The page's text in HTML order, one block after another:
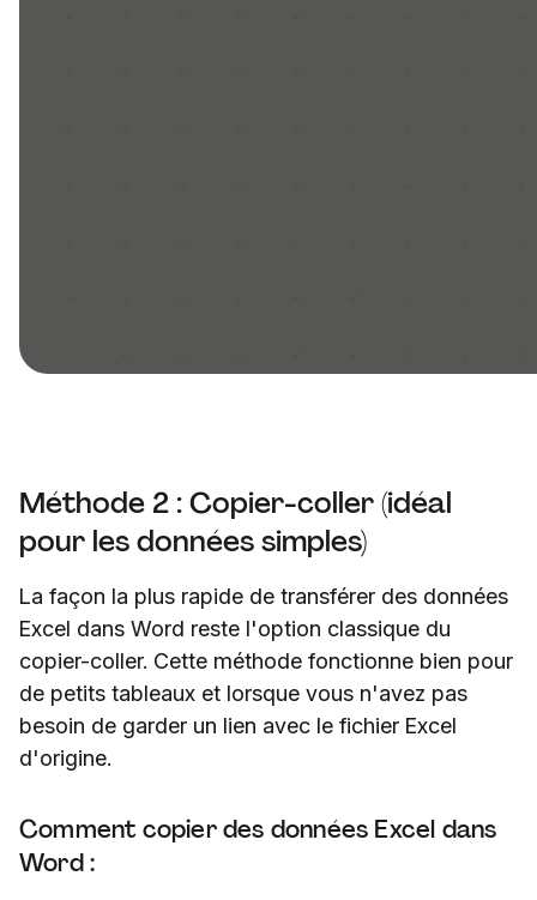
Méthode 2 : Copier-coller (idéal
pour les données simples)
La façon la plus rapide de transférer des données
Excel dans Word reste l'option classique du
copier-coller. Cette méthode fonctionne bien pour
de petits tableaux et lorsque vous n'avez pas
besoin de garder un lien avec le fichier Excel
d'origine.
Comment copier des données Excel dans
Word :